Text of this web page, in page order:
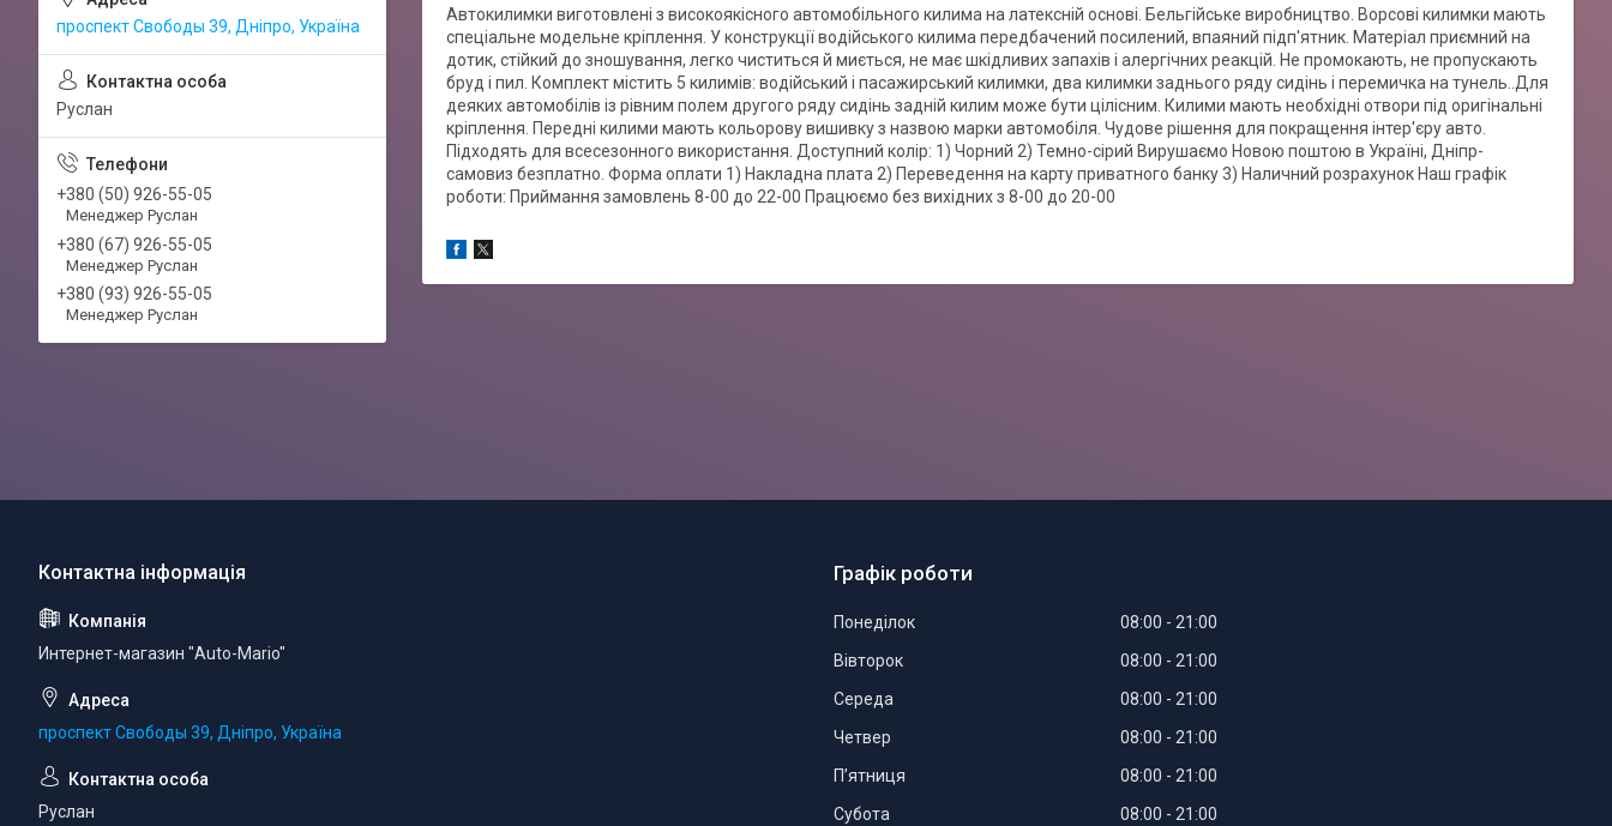
Автокилимки виготовлені з високоякісного автомобільного килима на латексній основі. Бельгійське виробництво. Ворсові килимки мають
спеціальне модельне кріплення. У конструкції водійського килима передбачений посилений, впаяний підп'ятник. Матеріал приємний на
дотик, стійкий до зношування, легко чиститься й миється, не має шкідливих запахів і алергічних реакцій. Не промокають, не пропускають
бруд і пил. Комплект містить 5 килимів: водійський і пасажирський килимки, два килимки заднього ряду сидінь і перемичка на тунель..Для
деяких автомобілів із рівним полем другого ряду сидінь задній килим може бути цілісним. Килими мають необхідні отвори під оригінальні
кріплення. Передні килими мають кольорову вишивку з назвою марки автомобіля. Чудове рішення для покращення інтер'єру авто.
Підходять для всесезонного використання. Доступний колір: 1) Чорний 2) Темно-сірий Вирушаємо Новою поштою в Україні, Дніпр-
самовиз безплатно. Форма оплати 1) Накладна плата 2) Переведення на карту приватного банку 3) Наличний розрахунок Наш графік
роботи: Приймання замовлень 8-00 до 22-00 Працюємо без вихідних з 8-00 до 20-00
проспект Свободы 39, Дніпро, Україна
Руслан
+380 (50) 926-55-05
Менеджер Руслан
+380 (67) 926-55-05
Менеджер Руслан
+380 (93) 926-55-05
Менеджер Руслан
Интернет-магазин "Auto-Mario"
проспект Свободы 39, Дніпро, Україна
Руслан
Графік роботи
Понеділок 08:00
21:00
Вівторок
08:00
21:00
Середа
08:00
21:00
Четвер
08:00
21:00
Пʼятниця
08:00
21:00
Субота
08:00
21:00